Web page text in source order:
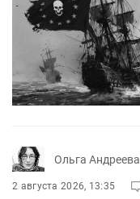
Ольга Андреева
2 августа 2026, 13:35